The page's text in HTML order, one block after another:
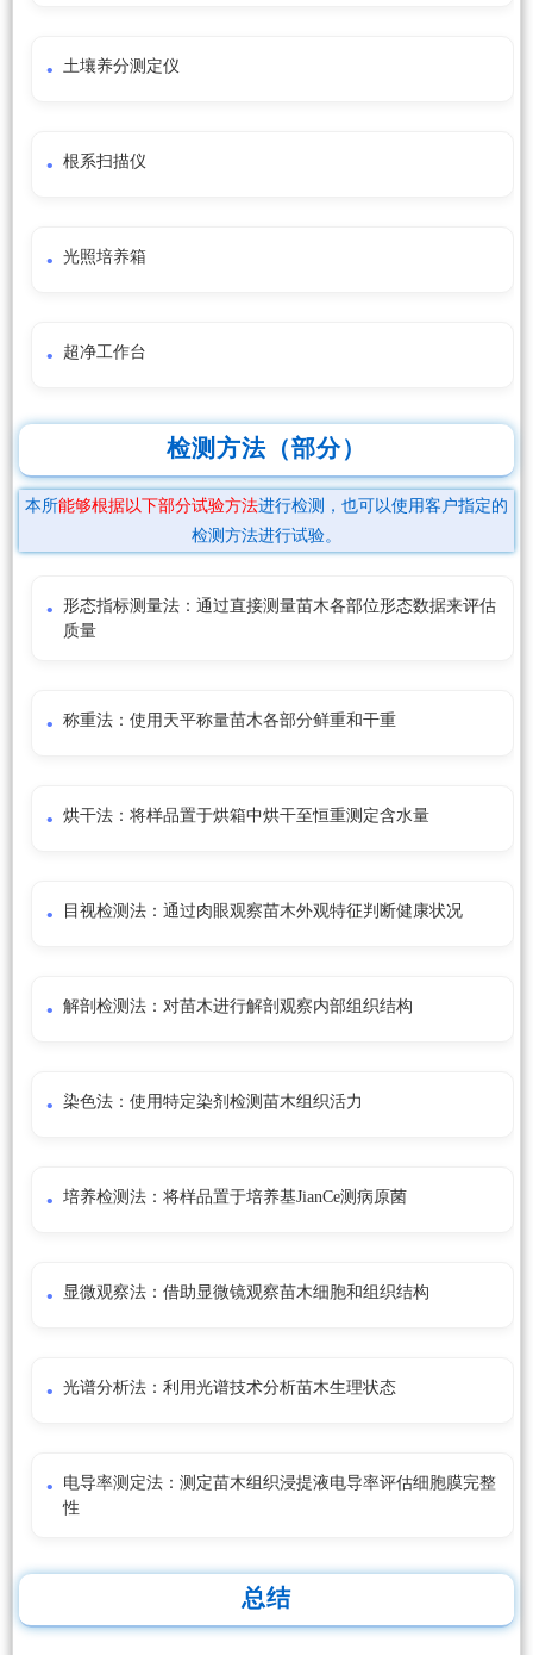
土壤养分测定仪
根系扫描仪
光照培养箱
超净工作台
检测方法（部分）
本所能够根据以下部分试验方法进行检测，也可以使用客户指定的
检测方法进行试验。
形态指标测量法：通过直接测量苗木各部位形态数据来评估
质量
称重法：使用天平称量苗木各部分鲜重和干重
烘干法：将样品置于烘箱中烘干至恒重测定含水量
目视检测法：通过肉眼观察苗木外观特征判断健康状况
解剖检测法：对苗木进行解剖观察内部组织结构
染色法：使用特定染剂检测苗木组织活力
培养检测法：将样品置于培养基JianCe测病原菌
显微观察法：借助显微镜观察苗木细胞和组织结构
光谱分析法：利用光谱技术分析苗木生理状态
电导率测定法：测定苗木组织浸提液电导率评估细胞膜完整
性
总结